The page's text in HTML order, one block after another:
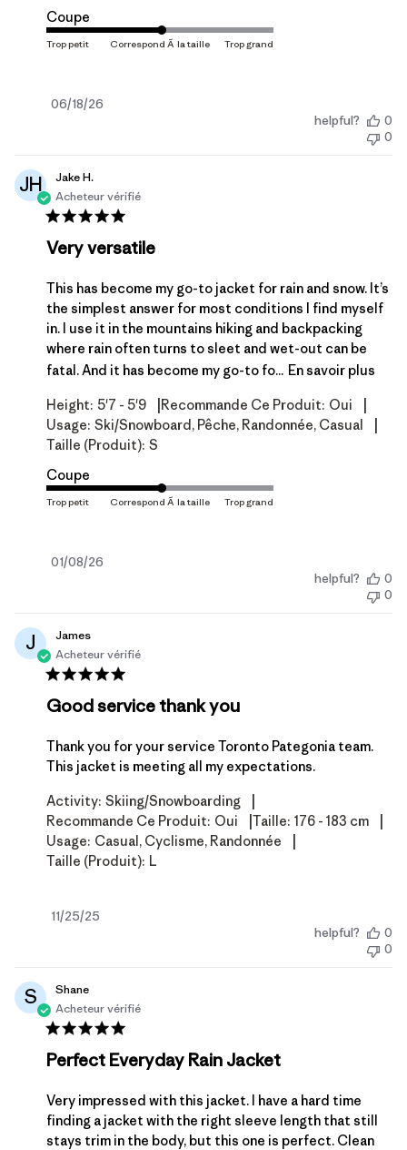
Coupe
Date
06/18/26
helpful?
0
0
JH
Jake H.
Acheteur vérifié
Very versatile
This has become my go-to jacket for rain and snow. It’s
the simplest answer for most conditions I find myself
in. I use it in the mountains hiking and backpacking
where rain often turns to sleet and wet-out can be
fatal. And it has become my go-to fo... En savoir plus
Height: 5'7 - 5'9 Recommande Ce Produit: Oui
Usage: Ski/Snowboard, Pêche, Randonnée, Casual
Taille (produit): S
Coupe
Date
01/08/26
helpful?
0
0
J
James
Acheteur vérifié
Good service thank you
Thank you for your service Toronto Pategonia team.
This jacket is meeting all my expectations.
Activity: Skiing/Snowboarding
Recommande Ce Produit: Oui Taille: 176 - 183 cm
Usage: Casual, Cyclisme, Randonnée
Taille (produit): L
Date
11/25/25
helpful?
0
0
S
Shane
Acheteur vérifié
Perfect Everyday Rain Jacket
Very impressed with this jacket. I have a hard time
finding a jacket with the right sleeve length that still
stays trim in the body, but this one is perfect. Clean